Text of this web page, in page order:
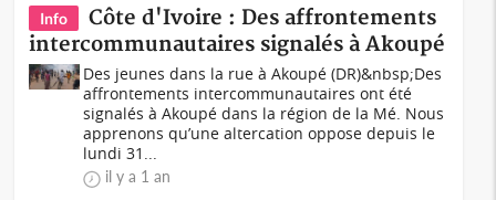
Info
Côte d'Ivoire : Des affrontements
intercommunautaires signalés à Akoupé
Des jeunes dans la rue à Akoupé (DR)&nbsp;Des
affrontements intercommunautaires ont été
signalés à Akoupé dans la région de la Mé. Nous
apprenons qu’une altercation oppose depuis le
lundi 31...
il y a 1 an